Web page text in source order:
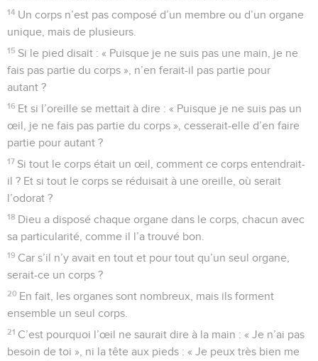
14 Un corps n’est pas composé d’un membre ou d’un organe
unique, mais de plusieurs.
15 Si le pied disait : « Puisque je ne suis pas une main, je ne
fais pas partie du corps », n’en ferait-il pas partie pour
autant ?
16 Et si l’oreille se mettait à dire : « Puisque je ne suis pas un
œil, je ne fais pas partie du corps », cesserait-elle d’en faire
partie pour autant ?
17 Si tout le corps était un œil, comment ce corps entendrait-
il ? Et si tout le corps se réduisait à une oreille, où serait
l’odorat ?
18 Dieu a disposé chaque organe dans le corps, chacun avec
sa particularité, comme il l’a trouvé bon.
19 Car s’il n’y avait en tout et pour tout qu’un seul organe,
serait-ce un corps ?
20 En fait, les organes sont nombreux, mais ils forment
ensemble un seul corps.
21 C’est pourquoi l’œil ne saurait dire à la main : « Je n’ai pas
besoin de toi », ni la tête aux pieds : « Je peux très bien me